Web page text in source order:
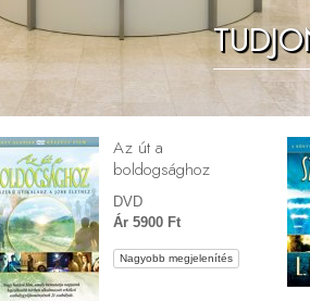
Az
Az
A
A
Az út a
boldogsághoz
DVD
Ár 5900 Ft
Nagyobb megjelenítés